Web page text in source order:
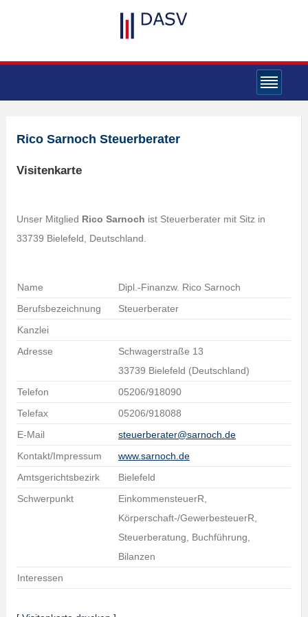
Rico Sarnoch Steuerberater
Visitenkarte
Unser Mitglied Rico Sarnoch ist Steuerberater mit Sitz in
33739 Bielefeld, Deutschland.
Name
Dipl.-Finanzw. Rico Sarnoch
Berufsbezeichnung
Steuerberater
Kanzlei
Adresse
Schwagerstraße 13
33739 Bielefeld (Deutschland)
Telefon
05206/918090
Telefax
05206/918088
E-Mail
steuerberater@sarnoch.de
Kontakt/Impressum
www.sarnoch.de
Amtsgerichtsbezirk
Bielefeld
Schwerpunkt
EinkommensteuerR,
Körperschaft-/GewerbesteuerR,
Steuerberatung, Buchführung,
Bilanzen
Interessen